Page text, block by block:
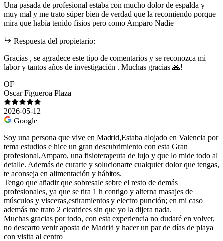
Una pasada de profesional estaba con mucho dolor de espalda y
muy mal y me trato súper bien de verdad que la recomiendo porque
mira que había tenido fisios pero como Amparo Nadie
Respuesta del propietario:
Gracias , se agradece este tipo de comentarios y se reconozca mi
labor y tantos años de investigación . Muchas gracias 🙏!
OF
Oscar Figueroa Plaza
2026-05-12
Google
Soy una persona que vive en Madrid,Estaba alojado en Valencia por
tema estudios e hice un gran descubrimiento con esta Gran
profesional,Amparo, una fisioterapeuta de lujo y que lo mide todo al
detalle. Además de curarte y solucionarte cualquier dolor que tengas,
te aconseja en alimentación y hábitos.
Tengo que añadir que sobresale sobre el resto de demás
profesionales, ya que se tira 1 h contigo y alterna masajes de
músculos y visceras,estiramientos y electro punción; en mi caso
además me trato 2 cicatrices sin que yo la dijera nada.
Muchas gracias por todo, con esta experiencia no dudaré en volver,
no descarto venir aposta de Madrid y hacer un par de días de playa
con visita al centro